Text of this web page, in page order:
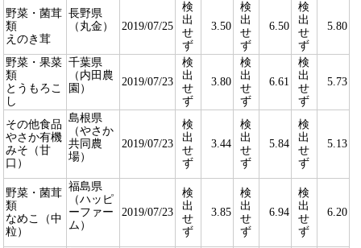
野菜・菌茸
類
えのき茸
長野県
（丸金）
2019/07/25
検
出
せ
ず
3.50
検
出
せ
ず
6.50
検
出
せ
ず
5.80
野菜・果菜
類
とうもろこ
し
千葉県
（内田農
園）
2019/07/23
検
出
せ
ず
3.80
検
出
せ
ず
6.61
検
出
せ
ず
5.73
その他食品
やさか有機
みそ（甘
口）
島根県
（やさか
共同農
場）
2019/07/23
検
出
せ
ず
3.44
検
出
せ
ず
5.84
検
出
せ
ず
5.13
野菜・菌茸
類
なめこ（中
粒）
福島県
（ハッピ
ーファー
ム）
2019/07/23
検
出
せ
ず
3.85
検
出
せ
ず
6.94
検
出
せ
ず
6.20